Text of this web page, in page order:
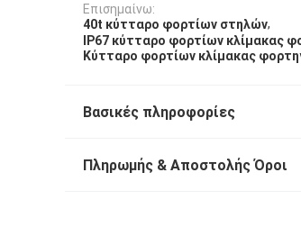
Επισημαίνω:
40t κύτταρο φορτίων στηλών,
IP67 κύτταρο φορτίων κλίμακας
Κύτταρο φορτίων κλίμακας
Βασικές πληροφορίες
Πληρωμής & Αποστολής Όροι